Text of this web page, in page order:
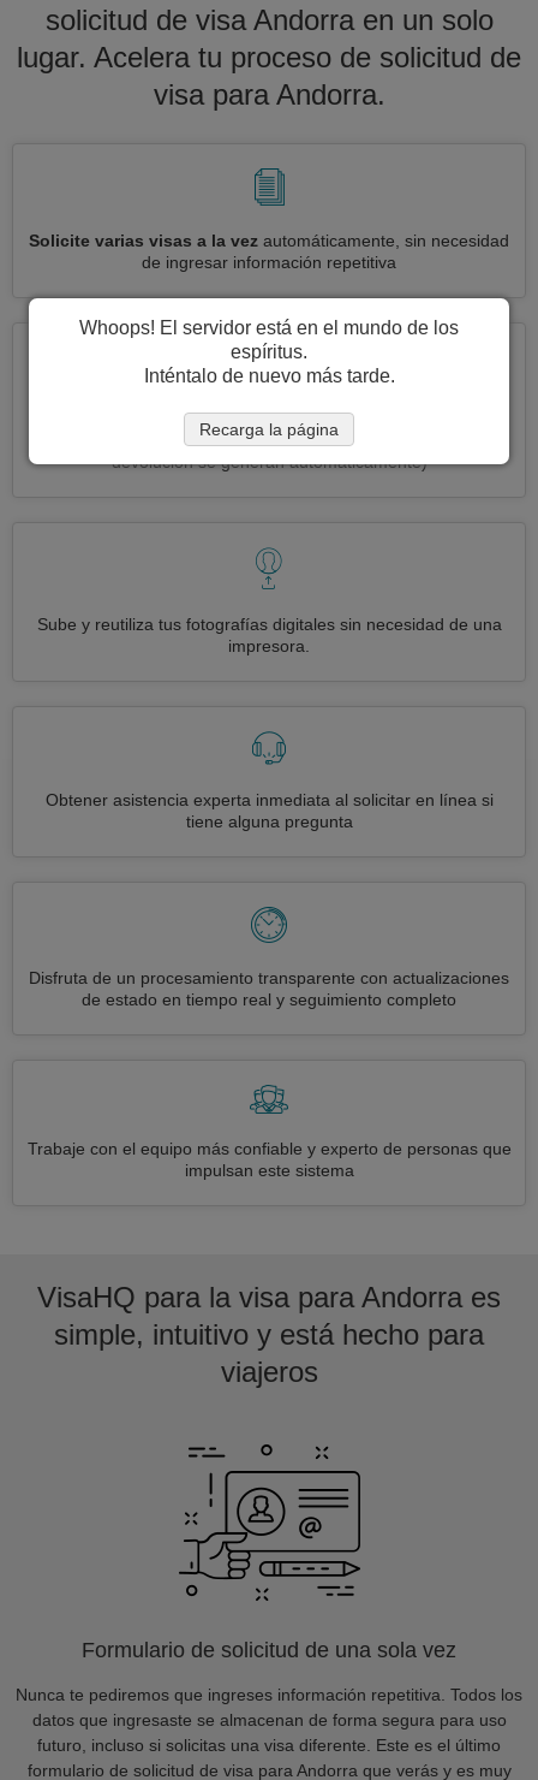
solicitud de visa Andorra en un solo
lugar. Acelera tu proceso de solicitud de
visa para Andorra.
Solicite varias visas a la vez automáticamente, sin necesidad
de ingresar información repetitiva
Reduce your solicitud de visa Andorra a3 simples pasos:
imprimir, firmar y enviar (Las etiquetas de envío de entrada y
devolución se generan automáticamente)
Sube y reutiliza tus fotografías digitales sin necesidad de una
impresora.
Obtener asistencia experta inmediata al solicitar en línea si
tiene alguna pregunta
Disfruta de un procesamiento transparente con actualizaciones
de estado en tiempo real y seguimiento completo
Trabaje con el equipo más confiable y experto de personas que
impulsan este sistema
VisaHQ para la visa para Andorra es
simple, intuitivo y está hecho para
viajeros
Formulario de solicitud de una sola vez
Nunca te pediremos que ingreses información repetitiva. Todos los
datos que ingresaste se almacenan de forma segura para uso
futuro, incluso si solicitas una visa diferente. Este es el último
formulario de solicitud de visa para Andorra que verás y es muy
Whoops! El servidor está en el mundo de los
espíritus.
Inténtalo de nuevo más tarde.
Recarga la página